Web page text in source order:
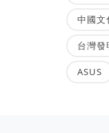
中國文
台灣發
ASUS